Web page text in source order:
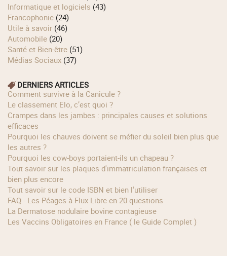
Informatique et logiciels (43)
Francophonie (24)
Utile à savoir (46)
Automobile (20)
Santé et Bien-être (51)
Médias Sociaux (37)
DERNIERS ARTICLES
Comment survivre à la Canicule ?
Le classement Elo, c’est quoi ?
Crampes dans les jambes : principales causes et solutions
efficaces
Pourquoi les chauves doivent se méfier du soleil bien plus que
les autres ?
Pourquoi les cow‑boys portaient‑ils un chapeau ?
Tout savoir sur les plaques d'immatriculation françaises et
bien plus encore
Tout savoir sur le code ISBN et bien l'utiliser
FAQ - Les Péages à Flux Libre en 20 questions
La Dermatose nodulaire bovine contagieuse
Les Vaccins Obligatoires en France ( le Guide Complet )